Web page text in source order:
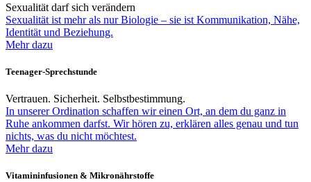
Sexualität darf sich verändern
Sexualität ist mehr als nur Biologie – sie ist Kommunikation, Nähe,
Identität und Beziehung.
Mehr dazu
Teenager-Sprechstunde
Vertrauen. Sicherheit. Selbstbestimmung.
In unserer Ordination schaffen wir einen Ort, an dem du ganz in
Ruhe ankommen darfst. Wir hören zu, erklären alles genau und tun
nichts, was du nicht möchtest.
Mehr dazu
Vitamininfusionen & Mikronährstoffe